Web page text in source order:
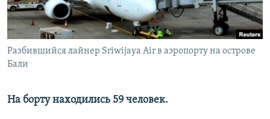
Հայերեն
English
Русский
Все сайты Радио Азатутюн
Разбившийся лайнер Sriwijaya Air в аэропорту на острове
Бали
На борту находились 59 человек.